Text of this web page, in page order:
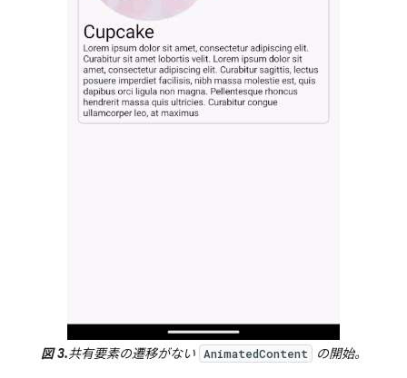
図 3.共有要素の遷移がない AnimatedContent の開始。